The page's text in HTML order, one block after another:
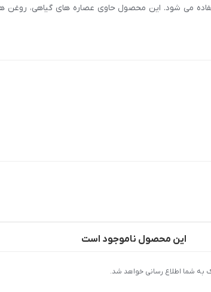
ضد حساسیت
می شود. این محصول حاوی عصاره های گیاهی،
این محصول ناموجود است
به شما اطلاع رسانی خواهد شد.